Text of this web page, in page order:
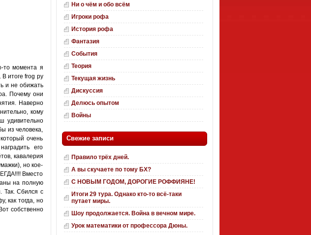
то момента я
итоге frog ру
и не обижать
Почему они
Наверно
кому
удивительно
из человека,
очень
его
кавалерия
но кое-
Вместо
на полную
Так. Сбился с
как тогда, но
собственно
Ни о чём и обо всём
Игроки рофа
История рофа
Фантазия
События
Теория
Текущая жизнь
Дискуссия
Делюсь опытом
Войны
Свежие записи
Правило трёх дней.
А вы скучаете по тому БХ?
С НОВЫМ ГОДОМ, ДОРОГИЕ РОФФИЯНЕ!
Итоги 29 тура. Однако кто-то всё-таки
путает миры.
Шоу продолжается. Война в вечном мире.
Урок математики от профессора Дюны.